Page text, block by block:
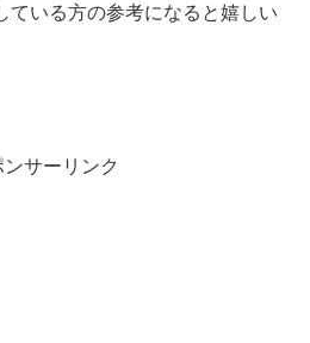
ている方の参考になると嬉しい
ンサーリンク